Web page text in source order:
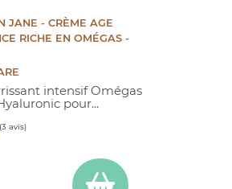
JANE - CRÈME AGE
RICHE EN OMÉGAS -
intensif Omégas
pour...